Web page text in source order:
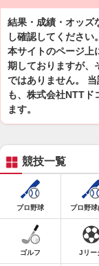
結果・成績・オッズ
し確認してください。
本サイトのページ上
期しておりますが、
ではありません。
も、株式会社NTTド
ます。
競技一覧
プロ野球 プロ野球
ゴルフ Jリー